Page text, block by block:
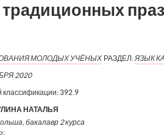
традиционных
МОЛОДЫХ УЧЁНЫХ РАЗДЕЛ:ЯЗЫК
2020
классификации: 392.9
НАТАЛЬЯ
бакалавр 2 курса